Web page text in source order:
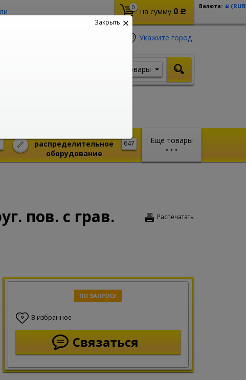
0 на сумму 0 Р
Валюта: Р
Укажите город
Товары
Еще товары
• • •
647
распределительное
оборудование
Распечатать
пов. с грав.
ПО ЗАПРОСУ
0 В избранное
Связаться
Закрыть